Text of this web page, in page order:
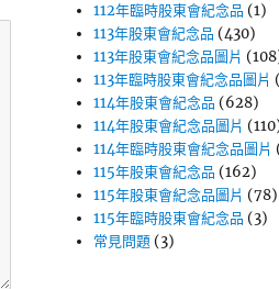
112年臨時股東會紀念品 (1)
113年股東會紀念品 (430)
113年股東會紀念品圖片
113年臨時股東會紀念品圖片
114年股東會紀念品 (628)
114年股東會紀念品圖片
114年臨時股東會紀念品圖片
115年股東會紀念品 (162)
115年股東會紀念品圖片 (78)
115年臨時股東會紀念品 (3)
常見問題 (3)